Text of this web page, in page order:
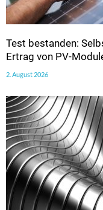
Test bestanden:
Ertrag von PV-
2. August 2026